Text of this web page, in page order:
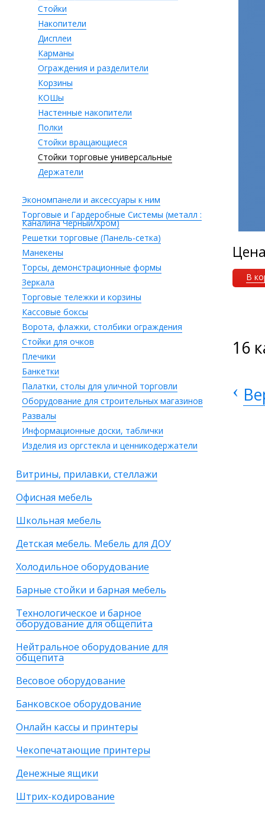
Стойки
Накопители
Дисплеи
Карманы
Ограждения и разделители
Корзины
КОШы
Настенные накопители
Полки
Стойки вращающиеся
Стойки торговые универсальные
Держатели
Экономпанели и аксессуары к ним
Торговые и Гардеробные Системы (металл :
Каналина Черный/Хром)
Решетки торговые (Панель-сетка)
Манекены
Торсы, демонстрационные формы
Зеркала
Торговые тележки и корзины
Кассовые боксы
Ворота, флажки, столбики ограждения
Стойки для очков
Плечики
Банкетки
Палатки, столы для уличной торговли
Оборудование для строительных магазинов
Развалы
Информационные доски, таблички
Изделия из оргстекла и ценникодержатели
Витрины, прилавки, стеллажи
Офисная мебель
Школьная мебель
Детская мебель. Мебель для ДОУ
Холодильное оборудование
Барные стойки и барная мебель
Технологическое и барное
оборудование для общепита
Нейтральное оборудование для
общепита
Весовое оборудование
Банковское оборудование
Онлайн кассы и принтеры
Чекопечатающие принтеры
Денежные ящики
Штрих-кодирование
В
16
‹